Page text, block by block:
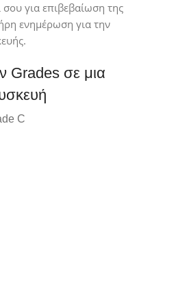
για επιβεβαίωση της
ενημέρωση για την
Grades σε μια
C